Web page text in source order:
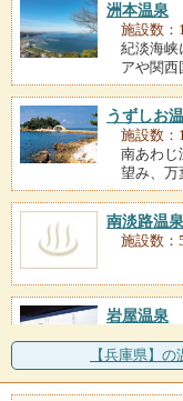
洲本温泉
施設数：
紀淡海峡
アや関西
うずしお
施設数：
南あわじ
望み、万
南淡路温泉
施設数：
岩屋温泉
十数年前
格。岩屋
【兵庫県】